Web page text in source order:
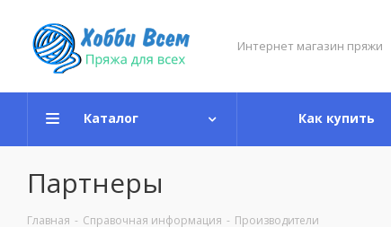
Интернет магазин пряжи
Каталог Как купить
Партнеры
Главная - Справочная информация - Производители